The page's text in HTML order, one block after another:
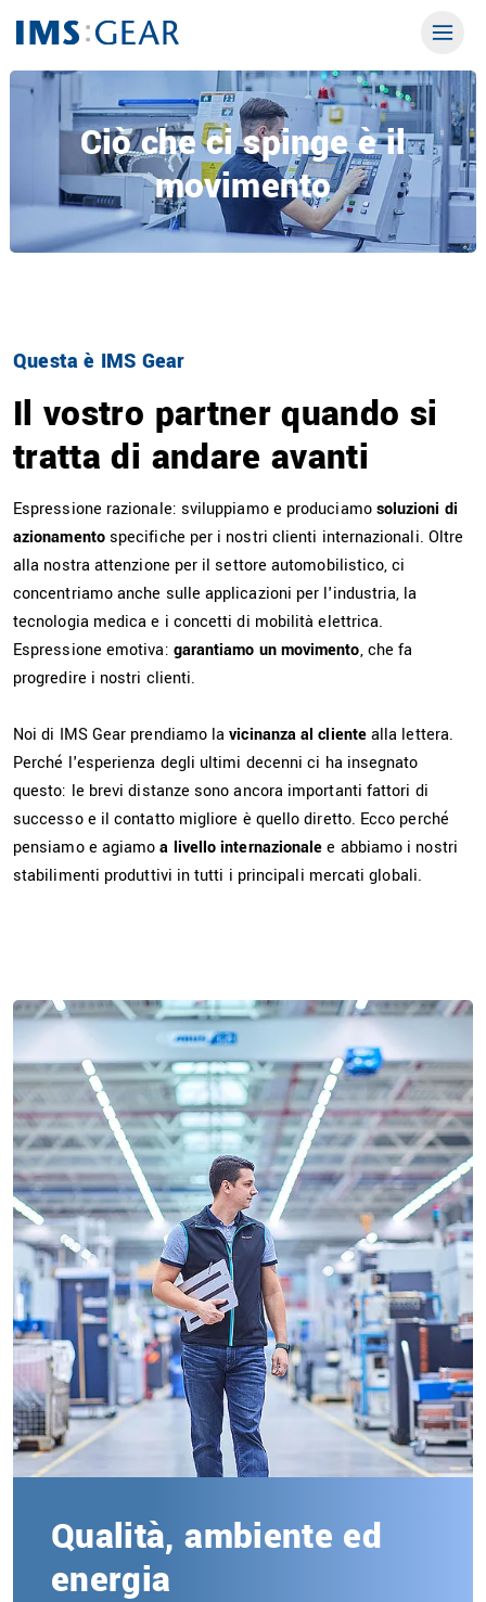
IT
Ciò che ci spinge è il
movimento
Questa è IMS Gear
Il vostro partner quando si
tratta di andare avanti
Espressione razionale: sviluppiamo e produciamosoluzioni di
azionamentospecifiche per i nostri clienti internazionali. Oltre
alla nostra attenzione per il settore automobilistico, ci
concentriamo anche sulle applicazioni per l'industria, la
tecnologia medica e i concetti di mobilità elettrica.
Espressione emotiva: garantiamo un movimento, che fa
progredire i nostri clienti.
Noi di IMS Gear prendiamo lavicinanza al clientealla lettera.
Perché l'esperienza degli ultimi decenni ci ha insegnato
questo: le brevi distanze sono ancora importanti fattori di
successo e il contatto migliore è quello diretto. Ecco perché
pensiamo e agiamoa livello internazionalee abbiamo i nostri
stabilimenti produttivi in tutti i principali mercati globali.
Qualità, ambiente ed
energia